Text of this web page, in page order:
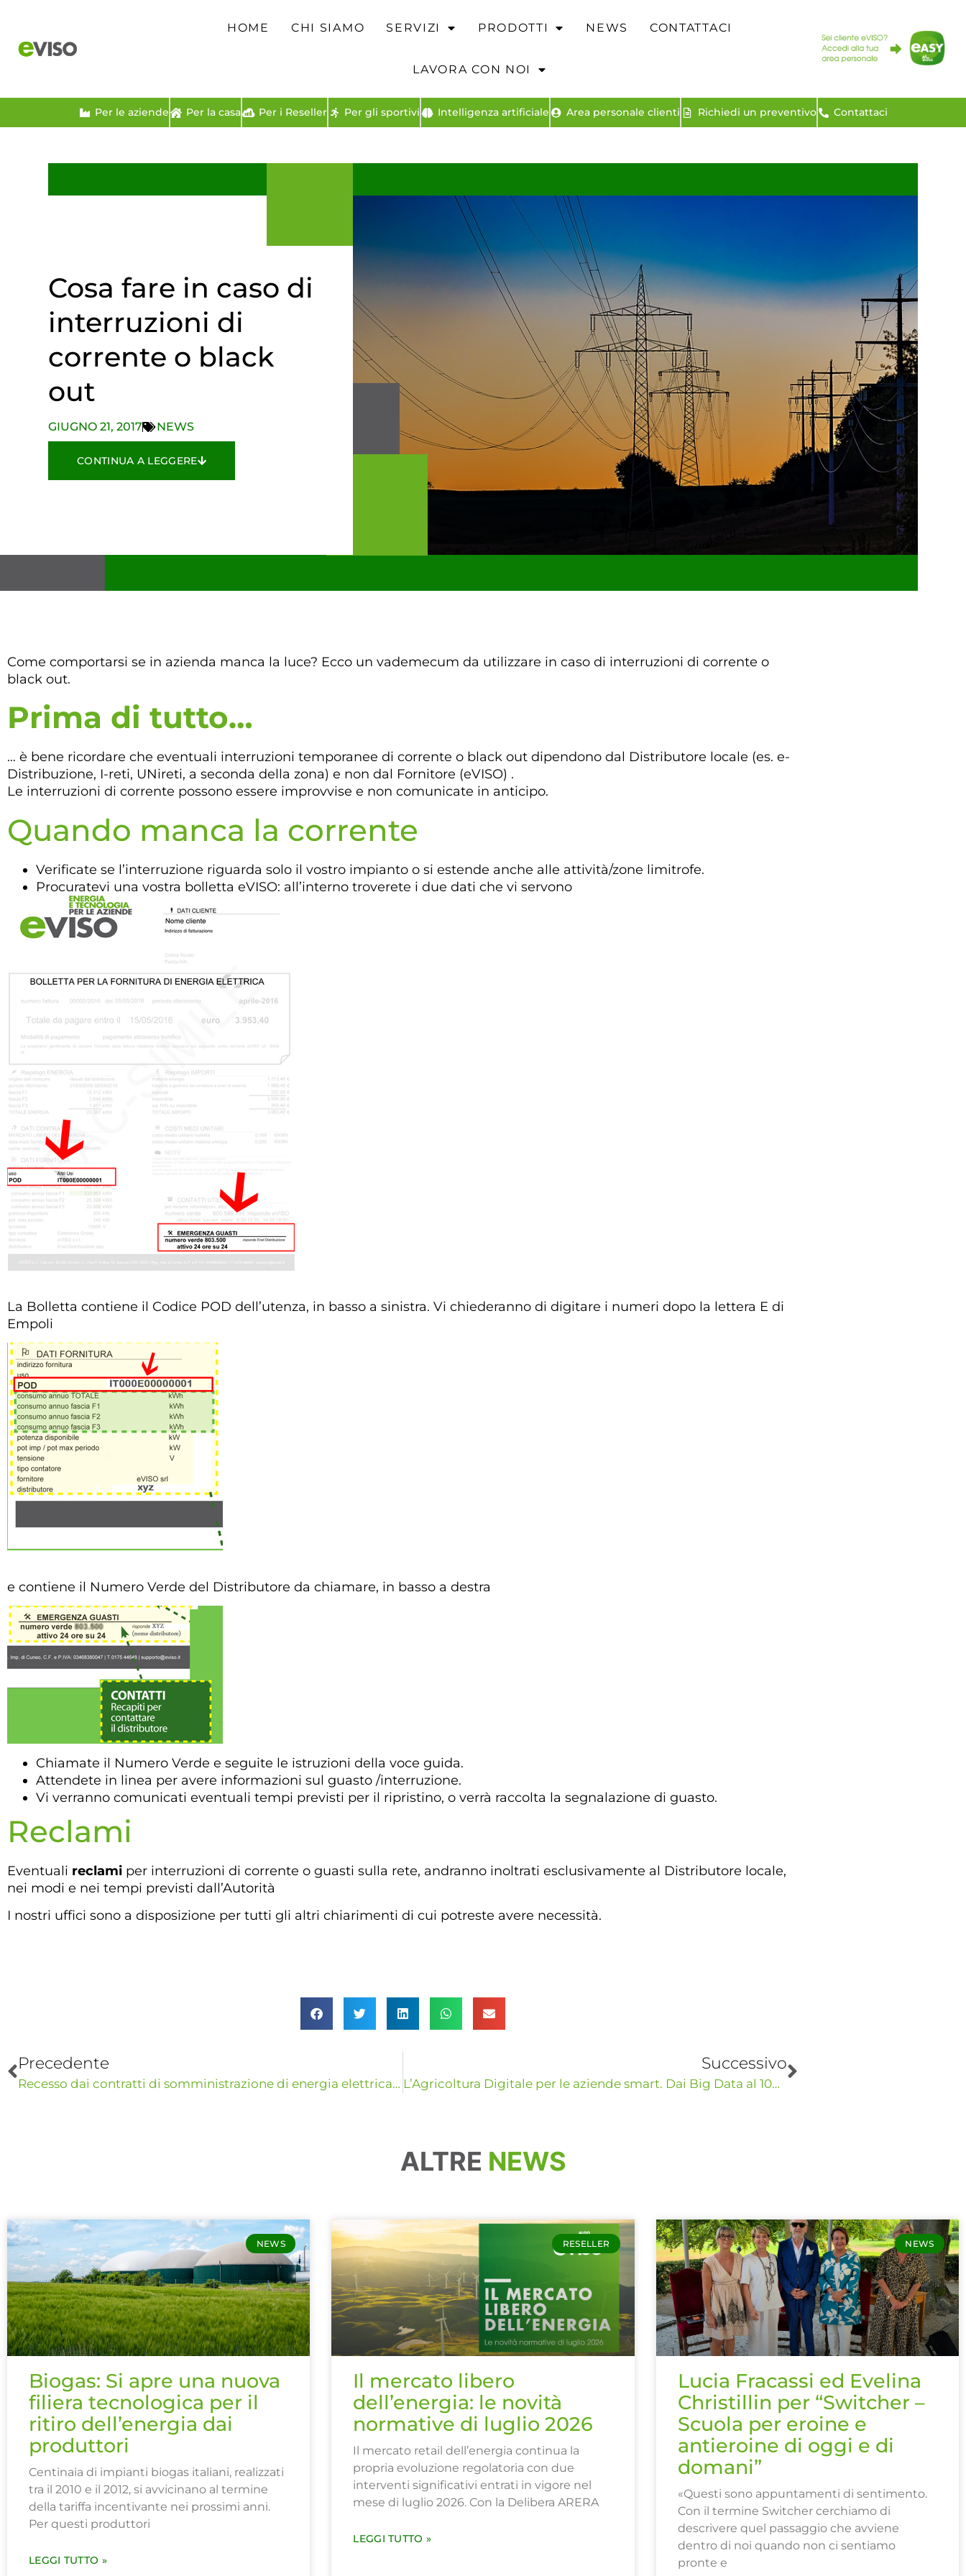
HOME CHI SIAMO SERVIZI PRODOTTI NEWS CONTATTACI
LAVORA CON NOI
Per le aziende Per la casa Per i Reseller Per gli sportivi Intelligenza artificiale Area personale clienti Richiedi un preventivo Contattaci
Cosa fare in caso di
interruzioni di
corrente o black
out
GIUGNO 21, 2017 NEWS
CONTINUA A LEGGERE
Come comportarsi se in azienda manca la luce? Ecco un vademecum da utilizzare in caso di interruzioni di corrente o
black out.
Prima di tutto…
… è bene ricordare che eventuali interruzioni temporanee di corrente o black out dipendono dal Distributore locale (es. e-
Distribuzione, I-reti, UNireti, a seconda della zona) e non dal Fornitore (eVISO) .
Le interruzioni di corrente possono essere improvvise e non comunicate in anticipo.
Quando manca la corrente
Verificate se l’interruzione riguarda solo il vostro impianto o si estende anche alle attività/zone limitrofe.
Procuratevi una vostra bolletta eVISO: all’interno troverete i due dati che vi servono
La Bolletta contiene il Codice POD dell’utenza, in basso a sinistra. Vi chiederanno di digitare i numeri dopo la lettera E di
Empoli
e contiene il Numero Verde del Distributore da chiamare, in basso a destra
Chiamate il Numero Verde e seguite le istruzioni della voce guida.
Attendete in linea per avere informazioni sul guasto /interruzione.
Vi verranno comunicati eventuali tempi previsti per il ripristino, o verrà raccolta la segnalazione di guasto.
Reclami
Eventuali reclami per interruzioni di corrente o guasti sulla rete, andranno inoltrati esclusivamente al Distributore locale,
nei modi e nei tempi previsti dall’Autorità
I nostri uffici sono a disposizione per tutti gli altri chiarimenti di cui potreste avere necessità.
Precedente
Recesso dai contratti di somministrazione di energia elettrica e gas. Quanto ci vuole per diventare clienti eVISO?
Successivo
L’Agricoltura Digitale per le aziende smart. Dai Big Data al 100 percento Rinnovabile
ALTRE NEWS
NEWS
Biogas: Si apre una nuova
filiera tecnologica per il
ritiro dell’energia dai
produttori
Centinaia di impianti biogas italiani, realizzati
tra il 2010 e il 2012, si avvicinano al termine
della tariffa incentivante nei prossimi anni.
Per questi produttori
LEGGI TUTTO »
RESELLER
Il mercato libero
dell’energia: le novità
normative di luglio 2026
Il mercato retail dell’energia continua la
propria evoluzione regolatoria con due
interventi significativi entrati in vigore nel
mese di luglio 2026. Con la Delibera ARERA
LEGGI TUTTO »
NEWS
Lucia Fracassi ed Evelina
Christillin per “Switcher –
Scuola per eroine e
antieroine di oggi e di
domani”
«Questi sono appuntamenti di sentimento.
Con il termine Switcher cerchiamo di
descrivere quel passaggio che avviene
dentro di noi quando non ci sentiamo
pronte e